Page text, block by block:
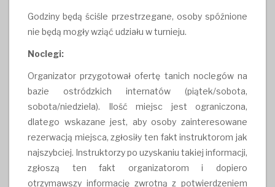
Godziny będą ściśle przestrzegane, osoby spóźnione
nie będą mogły wziąć udziału w turnieju.
Noclegi:
Organizator przygotował ofertę tanich noclegów na
bazie ostródzkich internatów (piątek/sobota,
sobota/niedziela). Ilość miejsc jest ograniczona,
dlatego wskazane jest, aby osoby zainteresowane
rezerwacją miejsca, zgłosiły ten fakt instruktorom jak
najszybciej. Instruktorzy po uzyskaniu takiej informacji,
zgłoszą ten fakt organizatorom i dopiero
otrzymawszy informację zwrotną z potwierdzeniem